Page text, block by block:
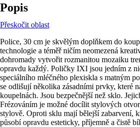
Popis
Přeskočit oblast
Police, 30 cm je skvělým doplňkem do
technologie a téměř ničím neomezená
dohromady vytvořit rozmanitou mozaiku
opravdu každý. Poličky IXI jsou jedním z
speciálního mléčného plexiskla s matným
se odlišují několika zásadními prvky, které
koupelnách. Jsou bezpečnější než sklo.
Frézováním je možné docílit stylových
stylově. Oproti sklu mají bělejší zabarvení,
působí opravdu esteticky, příjemně a čistě